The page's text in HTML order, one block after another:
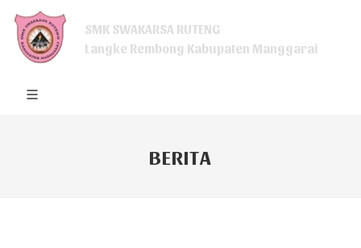
SMK SWAKARSA RUTENG
Langke Rembong Kabupaten Manggarai
BERITA